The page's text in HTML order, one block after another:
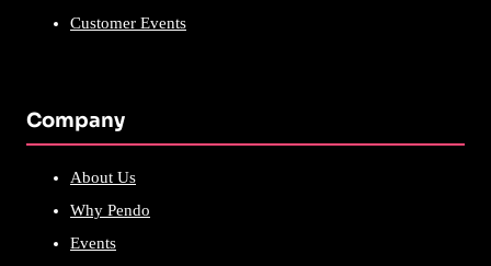
Customer Events
Company
About Us
Why Pendo
Events